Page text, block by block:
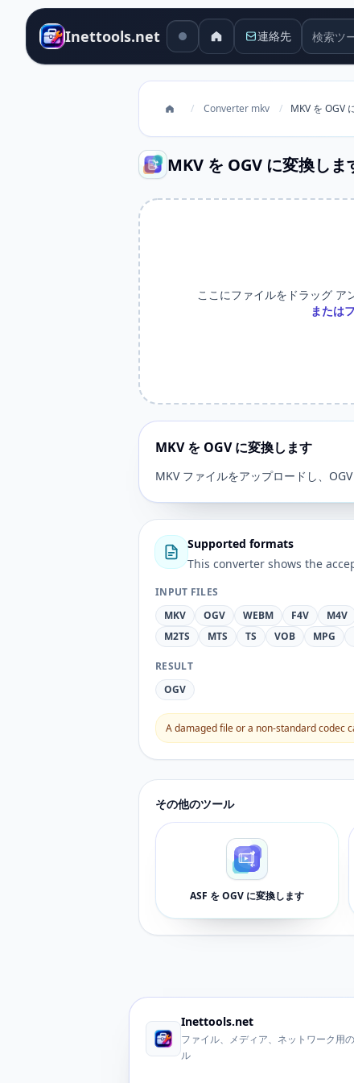
Inettools.net 連絡先 検索ツー
/ Converter mkv / MKV を OGV
MKV を OGV に変換しま
ここにファイルをドラッグ ア
または
MKV を OGV に変換します
MKV ファイルをアップロードし、OGV
Supported formats
This converter shows the
INPUT FILES
MKV
OGV WEBM F4V M4V
M2TS
MTS TS VOB MPG
RESULT
OGV
A damaged file or a non-standard codec
その他のツール
ASF を OGV に変換します
Inettools.net
ファイル、メディア、ネットワーク用
ル